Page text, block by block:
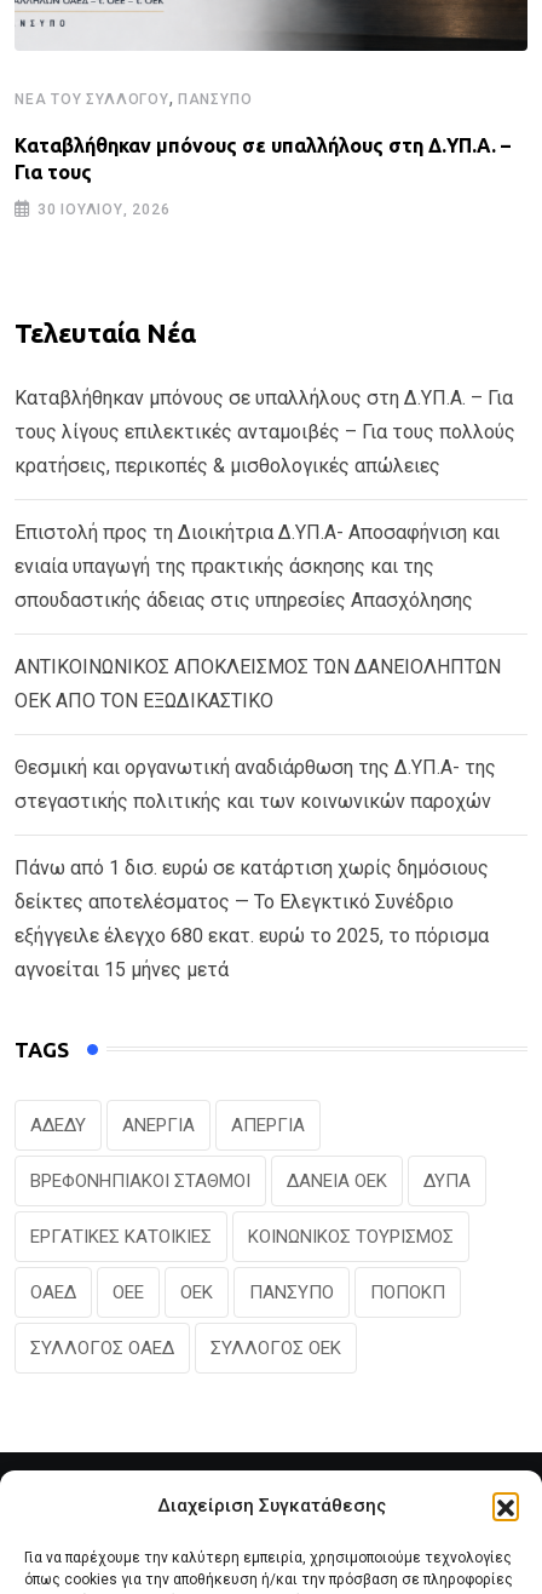
Διαχείριση Συγκατάθεσης
Για να παρέχουμε την καλύτερη εμπειρία, χρησιμοποιούμε τεχνολογίες
όπως cookies για την αποθήκευση ή/και την πρόσβαση σε πληροφορίες
ΝΈΑ ΤΟΥ ΣΥΛΛΌΓΟΥ, ΠΑΝΣΥΠΟ
Καταβλήθηκαν μπόνους σε υπαλλήλους στη Δ.ΥΠ.Α. –
Για τους
30 ΙΟΥΛΊΟΥ, 2026
Τελευταία Νέα
Καταβλήθηκαν μπόνους σε υπαλλήλους στη Δ.ΥΠ.Α. – Για
τους λίγους επιλεκτικές ανταμοιβές – Για τους πολλούς
κρατήσεις, περικοπές & μισθολογικές απώλειες
Επιστολή προς τη Διοικήτρια Δ.ΥΠ.Α- Αποσαφήνιση και
ενιαία υπαγωγή της πρακτικής άσκησης και της
σπουδαστικής άδειας στις υπηρεσίες Απασχόλησης
ΑΝΤΙΚΟΙΝΩΝΙΚΟΣ ΑΠΟΚΛΕΙΣΜΟΣ ΤΩΝ ΔΑΝΕΙΟΛΗΠΤΩΝ
ΟΕΚ ΑΠΟ ΤΟΝ ΕΞΩΔΙΚΑΣΤΙΚΟ
Θεσμική και οργανωτική αναδιάρθωση της Δ.ΥΠ.Α- της
στεγαστικής πολιτικής και των κοινωνικών παροχών
Πάνω από 1 δισ. ευρώ σε κατάρτιση χωρίς δημόσιους
δείκτες αποτελέσματος — Το Ελεγκτικό Συνέδριο
εξήγγειλε έλεγχο 680 εκατ. ευρώ το 2025, το πόρισμα
αγνοείται 15 μήνες μετά
TAGS
ΑΔΕΔΥ ΑΝΕΡΓΙΑ ΑΠΕΡΓΙΑ
ΒΡΕΦΟΝΗΠΙΑΚΟΙ ΣΤΑΘΜΟΙ ΔΑΝΕΙΑ ΟΕΚ ΔΥΠΑ
ΕΡΓΑΤΙΚΕΣ ΚΑΤΟΙΚΙΕΣ ΚΟΙΝΩΝΙΚΟΣ ΤΟΥΡΙΣΜΟΣ
ΟΑΕΔ ΟΕΕ ΟΕΚ ΠΑΝΣΥΠΟ ΠΟΠΟΚΠ
ΣΥΛΛΟΓΟΣ ΟΑΕΔ ΣΥΛΛΟΓΟΣ ΟΕΚ